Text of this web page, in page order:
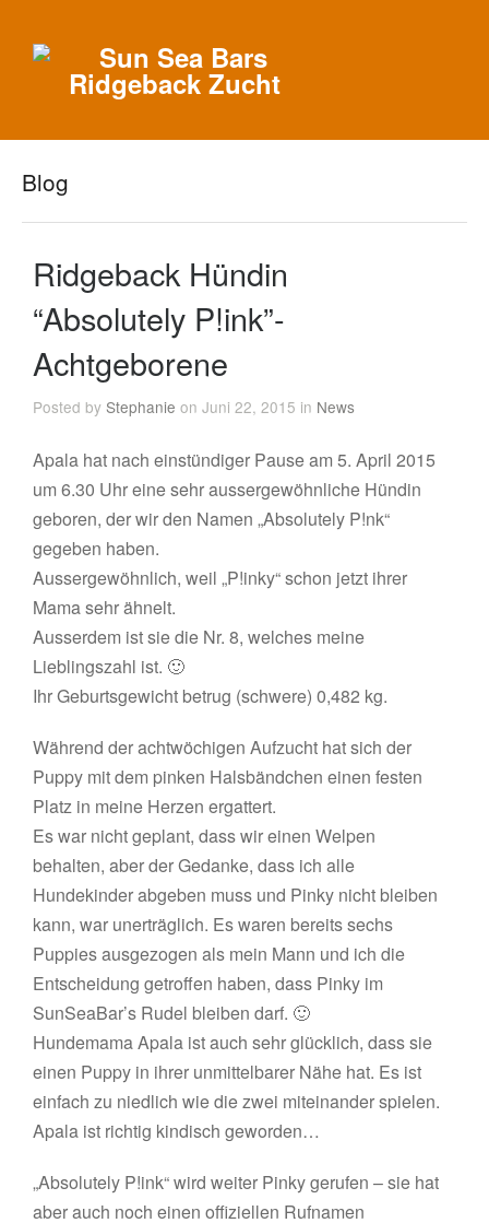
Blog
Ridgeback Hündin
“Absolutely P!ink”-
Achtgeborene
Posted byStephanie on Juni 22, 2015 in News
Apala hat nach einstündiger Pause am 5. April 2015
um 6.30 Uhr eine sehr aussergewöhnliche Hündin
geboren, der wir den Namen „Absolutely P!nk“
gegeben haben.
Aussergewöhnlich, weil „P!inky“ schon jetzt ihrer
Mama sehr ähnelt.
Ausserdem ist sie die Nr. 8, welches meine
Lieblingszahl ist. 🙂
Ihr Geburtsgewicht betrug (schwere) 0,482 kg.
Während der achtwöchigen Aufzucht hat sich der
Puppy mit dem pinken Halsbändchen einen festen
Platz in meine Herzen ergattert.
Es war nicht geplant, dass wir einen Welpen
behalten, aber der Gedanke, dass ich alle
Hundekinder abgeben muss und Pinky nicht bleiben
kann, war unerträglich. Es waren bereits sechs
Puppies ausgezogen als mein Mann und ich die
Entscheidung getroffen haben, dass Pinky im
SunSeaBar’s Rudel bleiben darf. 🙂
Hundemama Apala ist auch sehr glücklich, dass sie
einen Puppy in ihrer unmittelbarer Nähe hat. Es ist
einfach zu niedlich wie die zwei miteinander spielen.
Apala ist richtig kindisch geworden…
„Absolutely P!ink“ wird weiter Pinky gerufen – sie hat
aber auch noch einen offiziellen Rufnamen